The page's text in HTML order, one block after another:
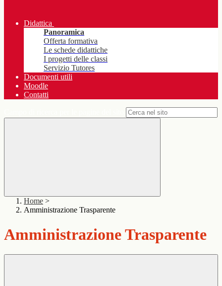
Didattica
Panoramica
Offerta formativa
Le schede didattiche
I progetti delle classi
Servizio Tutores
Documenti utili
Moodle
Contatti
Home >
Amministrazione Trasparente
Amministrazione Trasparente